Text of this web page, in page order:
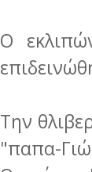
Ο
Την
"παπα-